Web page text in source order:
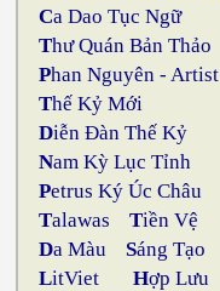
Ca Dao Tục Ngữ
Thư Quán Bản Thảo
Phan Nguyên - Artist
Thế Kỷ Mới
Diễn Đàn Thế Kỷ
Nam Kỳ Lục Tỉnh
Petrus Ký Úc Châu
Talawas Tiền Vệ
Da Màu Sáng Tạo
LitViet Hợp Lưu